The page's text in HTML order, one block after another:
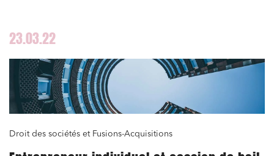
23.03.22
Droit des sociétés et Fusions-Acquisitions